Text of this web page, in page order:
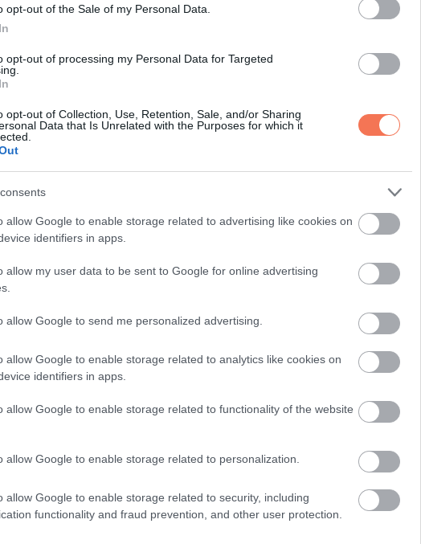
opt-out of the Sale of my Personal Data.
opt-out of processing my Personal Data for Targeted
opt-out of Collection, Use, Retention, Sale, and/or Sharing
Data that Is Unrelated with the Purposes for which it
allow Google to enable storage related to advertising like cookies on
identifiers in apps.
allow my user data to be sent to Google for online advertising
allow Google to send me personalized advertising.
allow Google to enable storage related to analytics like cookies on
identifiers in apps.
allow Google to enable storage related to functionality of the website
allow Google to enable storage related to personalization.
allow Google to enable storage related to security, including
functionality and fraud prevention, and other user protection.
a férjem otthon éppen megcsal. Hazarohantam, és
a pincét, az alagsort, a garázst, de nem találtam
ekkor kaptam gutaütést…
élnénk.
Vesz egy pisztolyt.
a fegyvert, de közben elérzékenyül, és a saját